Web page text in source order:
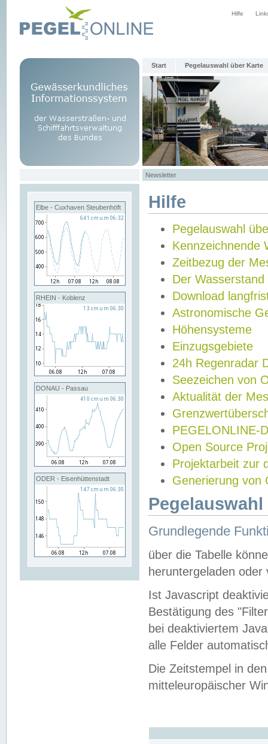
Hilfe
Start Pegelauswahl über Karte
Newsletter
Elbe - Cuxhaven Steubenhöft
RHEIN - Koblenz
DONAU - Passau
ODER - Eisenhüttenstadt
Hilfe
Pegelauswahl
Kennzeichnende
Zeitbezug der
Der Wasserstand
Download
Astronomische
Höhensysteme
Einzugsgebiete
24h Regenradar
Seezeichen von
Aktualität der
PEGELONLINE-
Open Source
Projektarbeit zur
Generierung von
Grundlegende
über die Tabelle
heruntergeladen oder
Ist Javascript
Bestätigung des
bei deaktiviertem
alle Felder
Die Zeitstempel in
mitteleuropäischer